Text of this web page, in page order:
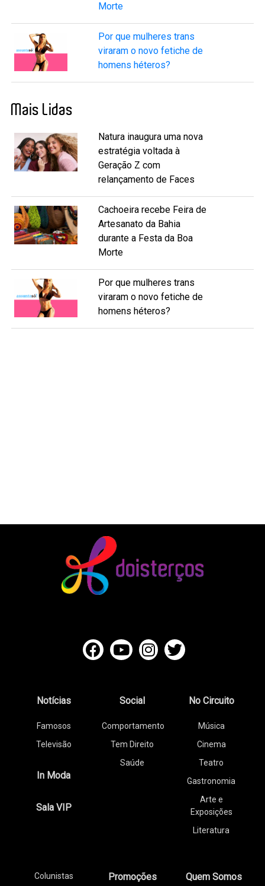
Morte
Por que mulheres trans
viraram o novo fetiche de
homens héteros?
Mais Lidas
Natura inaugura uma nova
estratégia voltada à
Geração Z com
relançamento de Faces
Cachoeira recebe Feira de
Artesanato da Bahia
durante a Festa da Boa
Morte
Por que mulheres trans
viraram o novo fetiche de
homens héteros?
Notícias
Famosos
Televisão
In Moda
Sala VIP
Social
Comportamento
Tem Direito
Saúde
No Circuito
Música
Cinema
Teatro
Gastronomia
Arte e
Exposições
Literatura
Colunistas Promoções Quem Somos